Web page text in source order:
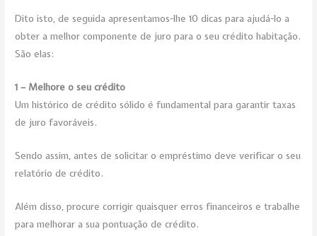
Dito isto, de seguida apresentamos-lhe 10 dicas para ajudá-lo a
obter a melhor componente de juro para o seu crédito habitação.
São elas:
1 – Melhore o seu crédito
Um histórico de crédito sólido é fundamental para garantir taxas
de juro favoráveis.
Sendo assim, antes de solicitar o empréstimo deve verificar o seu
relatório de crédito.
Além disso, procure corrigir quaisquer erros financeiros e trabalhe
para melhorar a sua pontuação de crédito.